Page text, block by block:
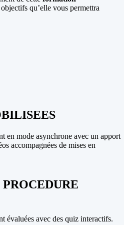
qu’elle vous permettra
en mode asynchrone avec un apport
accompagnées de mises en
évaluées avec des quiz interactifs.